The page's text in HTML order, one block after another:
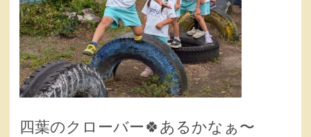
四葉のクローバー🍀あるかなぁ〜